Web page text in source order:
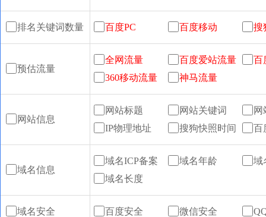
排名关键词数量 百度PC 百度移动 搜
预估流量
全网流量 百度爱站流量
百
360移动流量
神马流量
网站信息
网站标题 网站关键词
网
IP物理地址
搜狗快照时间 百
域名信息
域名ICP备案 域名年龄
域
域名长度
域名安全 百度安全 微信安全